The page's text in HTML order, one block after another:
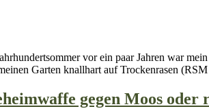
vor ein paar Jahren war
Garten knallhart auf Trockenrasen
gegen Moos oder